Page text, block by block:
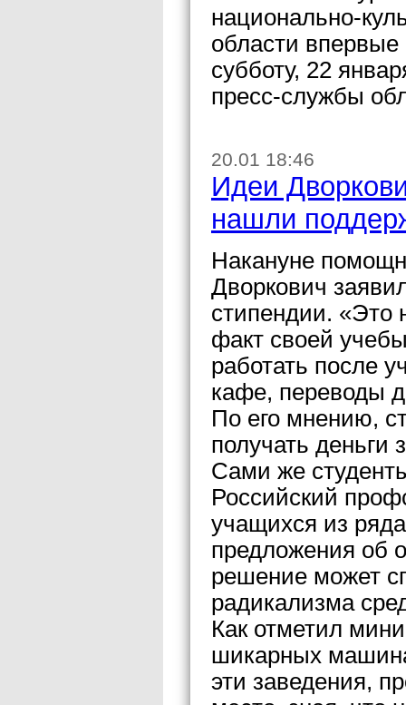
национально-
области
субботу, 22
пресс-службы
20.01 18:46
Идеи
нашли
Накануне
Дворкович
стипендии. «Это
факт своей
работать после
кафе, переводы
По его мнению,
получать деньги
Сами же
Российский
учащихся из
предложения об
решение может
радикализма
Как отметил
шикарных
эти заведения,